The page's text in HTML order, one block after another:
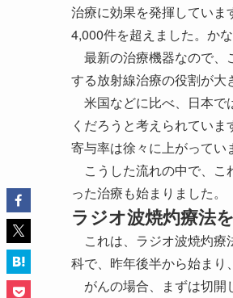
治療に効果を発揮してい
4,000件を超えました。か
最新の治療機器なので、
する放射線治療の役割が大
米国などに比べ、日本で
くだろうと考えられてい
寄与率は徐々に上がってい
こうした流れの中で、こ
った治療も始まりました。
ラジオ波焼灼療法
これは、ラジオ波焼灼療
科で、昨年後半から始まり
がんの場合、まずは切開